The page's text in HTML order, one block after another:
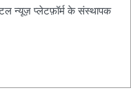
न्यूज़ प्लेटफ़ॉर्म के संस्थापक